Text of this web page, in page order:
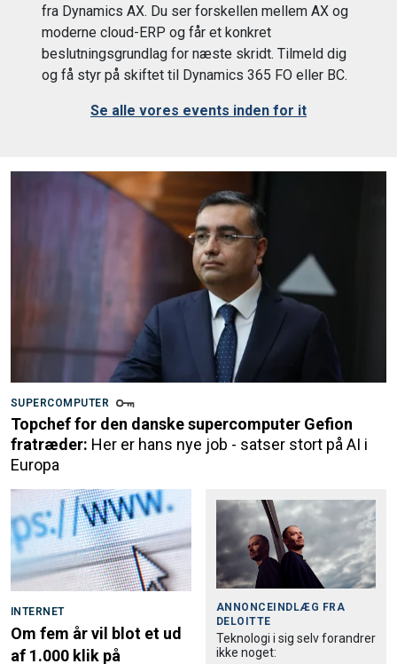
fra Dynamics AX. Du ser forskellen mellem AX og
moderne cloud-ERP og får et konkret
beslutningsgrundlag for næste skridt. Tilmeld dig
og få styr på skiftet til Dynamics 365 FO eller BC.
Se alle vores events inden for it
SUPERCOMPUTER
Topchef for den danske supercomputer Gefion
fratræder: Her er hans nye job - satser stort på AI i
Europa
INTERNET
Om fem år vil blot et ud
af 1.000 klik på
ANNONCEINDLÆG FRA
DELOITTE
Teknologi i sig selv forandrer
ikke noget: